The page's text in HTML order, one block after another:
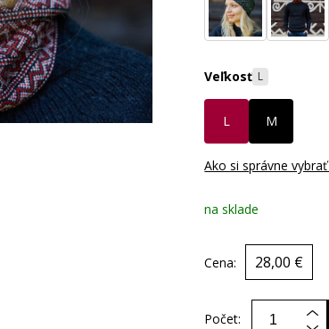
Veľkosť L
L M
Ako si správne
na sklade
Cena: 28,00 €
Počet: